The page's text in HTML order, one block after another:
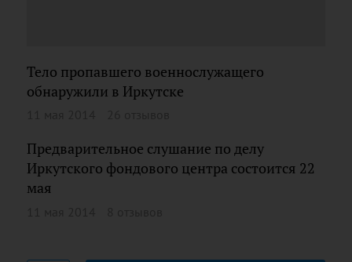
Тело пропавшего военнослужащего
обнаружили в Иркутске
Предварительное слушание по делу
Иркутского фондового центра состоится 22
мая